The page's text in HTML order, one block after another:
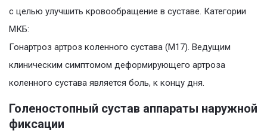
с целью улучшить кровообращение в суставе. Категории
МКБ:
Гонартроз артроз коленного сустава (M17). Ведущим
клиническим симптомом деформирующего артроза
коленного сустава является боль, к концу дня.
Голеностопный сустав аппараты наружной
фиксации